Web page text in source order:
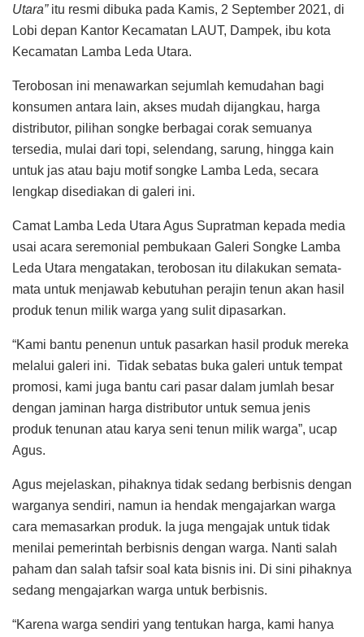
Utara”itu resmi dibuka pada Kamis, 2 September 2021, di
Lobi depan Kantor Kecamatan LAUT, Dampek, ibu kota
Kecamatan Lamba Leda Utara.
Terobosan ini menawarkan sejumlah kemudahan bagi
konsumen antara lain, akses mudah dijangkau, harga
distributor, pilihan songke berbagai corak semuanya
tersedia, mulai dari topi, selendang, sarung, hingga kain
untuk jas atau baju motif songke Lamba Leda, secara
lengkap disediakan di galeri ini.
Camat Lamba Leda Utara Agus Supratman kepada media
usai acara seremonial pembukaan Galeri Songke Lamba
Leda Utara mengatakan, terobosan itu dilakukan semata-
mata untuk menjawab kebutuhan perajin tenun akan hasil
produk tenun milik warga yang sulit dipasarkan.
“Kami bantu penenun untuk pasarkan hasil produk mereka
melalui galeri ini. Tidak sebatas buka galeri untuk tempat
promosi, kami juga bantu cari pasar dalam jumlah besar
dengan jaminan harga distributor untuk semua jenis
produk tenunan atau karya seni tenun milik warga”, ucap
Agus.
Agus mejelaskan, pihaknya tidak sedang berbisnis dengan
warganya sendiri, namun ia hendak mengajarkan warga
cara memasarkan produk. Ia juga mengajak untuk tidak
menilai pemerintah berbisnis dengan warga. Nanti salah
paham dan salah tafsir soal kata bisnis ini. Di sini pihaknya
sedang mengajarkan warga untuk berbisnis.
“Karena warga sendiri yang tentukan harga, kami hanya